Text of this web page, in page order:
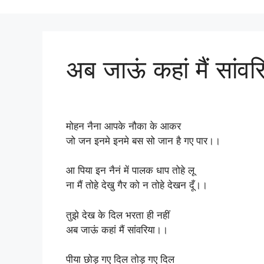
अब जाऊं कहां मैं
मोहन नैना आपके नौका के आकर
जो जन इनमे इनमे बस सो जान है गए पार।।
आ पिया इन नैनं में पालक धाप तोहे लू
ना मैं तोहे देखु गैर को न तोहे देखन दूँ।।
तुझे देख के दिल भरता ही नहीं
अब जाऊं कहां मैं सांवरिया।।
पीया छोड़ गए दिल तोड़ गए दिल